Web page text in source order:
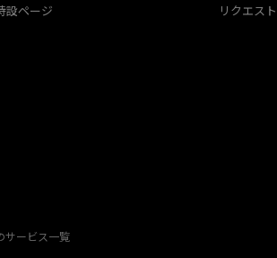
設ページ
リクエスト
サービス一覧